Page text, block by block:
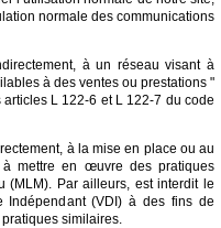
normale des communications
à un réseau visant à
à des ventes ou prestations "
L 122-6 et L 122-7 du code
à la mise en place ou au
à mettre en œuvre des pratiques
(MLM). Par ailleurs, est interdit le
Indépendant (VDI) à des fins de
similaires.